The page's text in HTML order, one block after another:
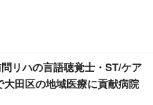
リハの言語聴覚士・ST/ケア
田区の地域医療に貢献病院